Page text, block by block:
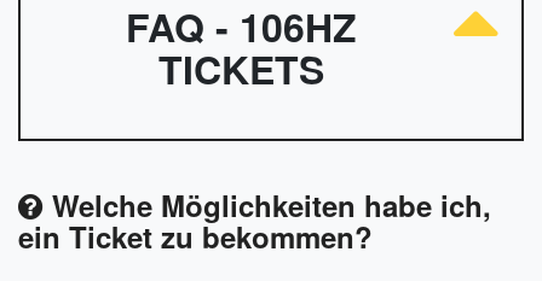
FAQ - 106HZ
TICKETS
Welche Möglichkeiten habe ich,
ein Ticket zu bekommen?